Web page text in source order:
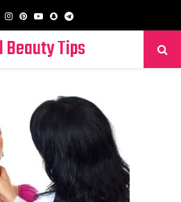
Instagram
PinterestYoutube
SnapchatTelegram
Beauty Tips